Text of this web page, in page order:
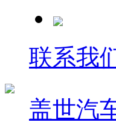
联系我
盖世汽